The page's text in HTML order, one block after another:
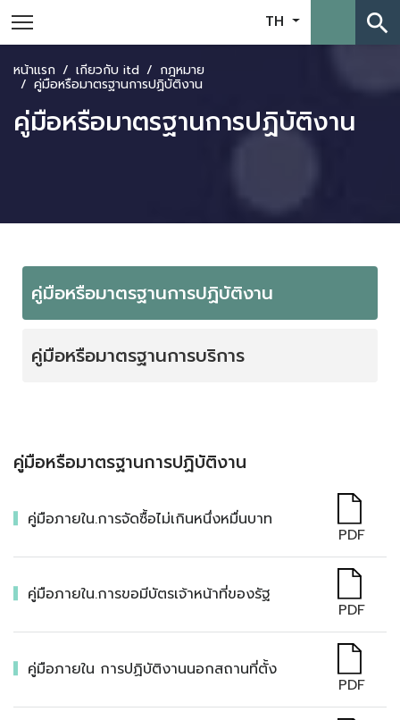
TH search
หน้าแรก เกี่ยวกับ itd กฎหมาย
คู่มือหรือมาตรฐานการปฏิบัติงาน
คู่มือหรือมาตรฐานการปฏิบัติงาน
คู่มือหรือมาตรฐานการปฏิบัติงาน
คู่มือหรือมาตรฐานการบริการ
คู่มือหรือมาตรฐานการปฏิบัติงาน
คู่มือภายใน.การจัดซื้อไม่เกินหนึ่งหมื่นบาท
PDF
คู่มือภายใน.การขอมีบัตรเจ้าหน้าที่ของรัฐ
PDF
คู่มือภายใน การปฏิบัติงานนอกสถานที่ตั้ง
PDF